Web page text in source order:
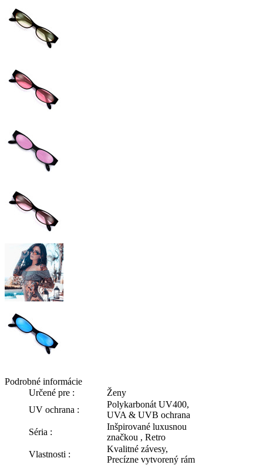
Podrobné informácie
Určené pre :
Ženy
UV ochrana :
Polykarbonát UV400,
UVA & UVB ochrana
Séria :
Inšpirované luxusnou
značkou , Retro
Vlastnosti :
Kvalitné závesy,
Precízne vytvorený rám